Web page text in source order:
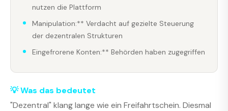
nutzen die Plattform
Manipulation:** Verdacht auf gezielte Steuerung
der dezentralen Strukturen
Eingefrorene Konten:** Behörden haben zugegriffen
💡 Was das bedeutet
"Dezentral" klang lange wie ein Freifahrtschein. Diesmal